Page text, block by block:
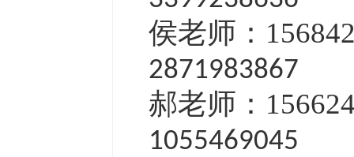
侯老师：
2871983867
郝老师：
1055469045